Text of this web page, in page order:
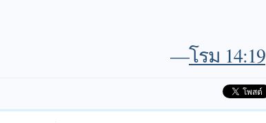
—โรม 14:19